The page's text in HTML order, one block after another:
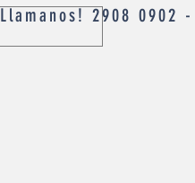
Llamanos! 2908 0902